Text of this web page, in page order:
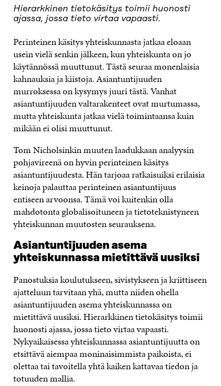
Hierarkkinen tietokäsitys toimii huonosti
ajassa, jossa tieto virtaa vapaasti.
Perinteinen käsitys yhteiskunnasta jatkaa eloaan
usein vielä senkin jälkeen, kun yhteiskunta on jo
käytännössä muuttunut. Tästä seuraa monenlaisia
kahnauksia ja kiistoja. Asiantuntijuuden
murroksessa on kysymys juuri tästä. Vanhat
asiantuntijuuden valtarakenteet ovat murtumassa,
mutta yhteiskunta jatkaa vielä toimintaansa kuin
mikään ei olisi muuttunut.
Tom Nicholsinkin muuten laadukkaan analyysin
pohjavireenä on hyvin perinteinen käsitys
asiantuntijuudesta. Hän tarjoaa ratkaisuiksi erilaisia
keinoja palauttaa perinteinen asiantuntijuus
entiseen arvoonsa. Tämä voi kuitenkin olla
mahdotonta globalisoituneen ja tietoteknistyneen
yhteiskunnan muutosten seurauksena.
Asiantuntijuuden asema
yhteiskunnassa mietittävä uusiksi
Panostuksia koulutukseen, sivistykseen ja kriittiseen
ajatteluun tarvitaan yhä, mutta niiden ohella
asiantuntijuuden asema yhteiskunnassa on
mietittävä uusiksi. Hierarkkinen tietokäsitys toimii
huonosti ajassa, jossa tieto virtaa vapaasti.
Nykyaikaisessa yhteiskunnassa asiantuntijuutta on
etsittävä aiempaa moninaisimmista paikoista, ei
olettaa tai tavoitella yhtä kaiken kattavaa tiedon ja
totuuden mallia.